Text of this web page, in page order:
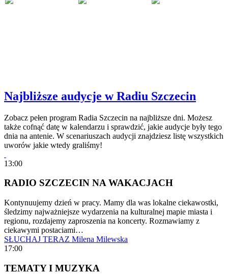
Najbliższe audycje w Radiu Szczecin
Zobacz pełen program Radia Szczecin na najbliższe dni. Możesz
także cofnąć datę w kalendarzu i sprawdzić, jakie audycje były tego
dnia na antenie. W scenariuszach audycji znajdziesz listę wszystkich
uworów jakie wtedy graliśmy!
13:00
RADIO SZCZECIN NA WAKACJACH
Kontynuujemy dzień w pracy. Mamy dla was lokalne ciekawostki,
śledzimy najważniejsze wydarzenia na kulturalnej mapie miasta i
regionu, rozdajemy zaproszenia na koncerty. Rozmawiamy z
ciekawymi postaciami…
SŁUCHAJ TERAZ Milena Milewska
17:00
TEMATY I MUZYKA